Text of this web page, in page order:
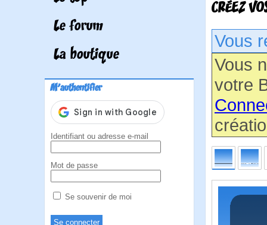
Le forum
La boutique
M'authentifier
Identifiant ou adresse e-mail
Mot de passe
Se souvenir de moi
CRÉEZ
Vous
Vous
votre